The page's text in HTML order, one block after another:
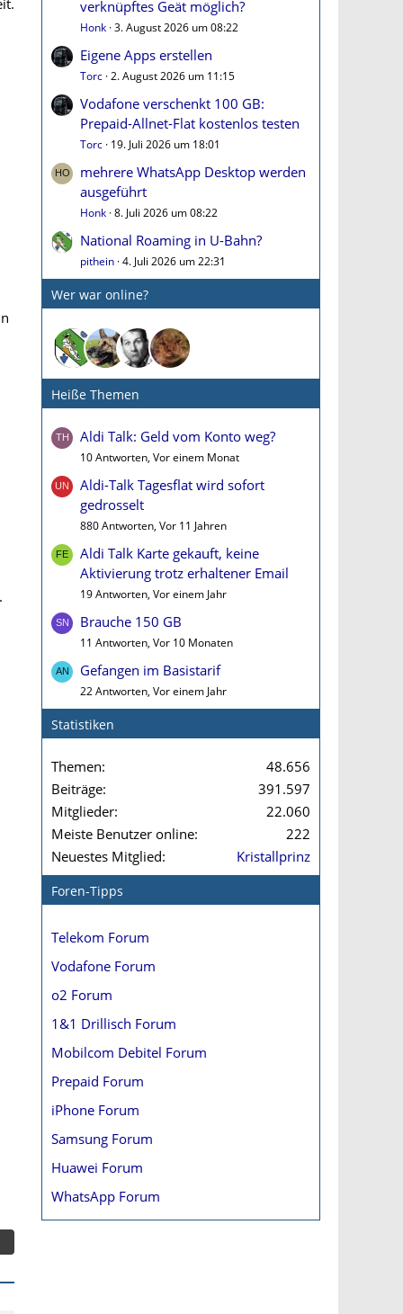
verknüpftes Geät möglich?
Honk 3. August 2026 um 08:22
Eigene Apps erstellen
Torc 2. August 2026 um 11:15
Vodafone verschenkt 100 GB:
Prepaid-Allnet-Flat kostenlos testen
Torc 19. Juli 2026 um 18:01
mehrere WhatsApp Desktop werden
ausgeführt
Honk 8. Juli 2026 um 08:22
National Roaming in U-Bahn?
pithein 4. Juli 2026 um 22:31
Wer war online?
Heiße Themen
Aldi Talk: Geld vom Konto weg?
10 Antworten, Vor einem Monat
Aldi-Talk Tagesflat wird sofort
gedrosselt
880 Antworten, Vor 11 Jahren
Aldi Talk Karte gekauft, keine
Aktivierung trotz erhaltener Email
19 Antworten, Vor einem Jahr
Brauche 150 GB
11 Antworten, Vor 10 Monaten
Gefangen im Basistarif
22 Antworten, Vor einem Jahr
Statistiken
Themen
48.656
Beiträge
391.597
Mitglieder
22.060
Meiste Benutzer online
222
Neuestes Mitglied
Kristallprinz
Foren-Tipps
Telekom Forum
Vodafone Forum
o2 Forum
1&1 Drillisch Forum
Mobilcom Debitel Forum
Prepaid Forum
iPhone Forum
Samsung Forum
Huawei Forum
WhatsApp Forum